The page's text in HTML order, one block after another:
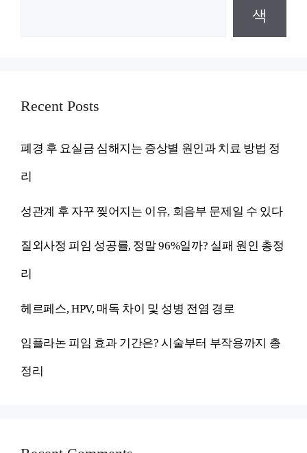
색
Recent Posts
폐경 후 요실금 심해지는 증상별 원인과 치료 방법 정
리
성관계 후 자꾸 찢어지는 이유, 회음부 문제일 수 있다
질외사정 피임 성공률, 정말 96%일까? 실패 원인 총정
리
헤르페스, HPV, 매독 차이 및 성병 전염 경로
임플라논 피임 효과 기간은? 시술부터 부작용까지 총
정리